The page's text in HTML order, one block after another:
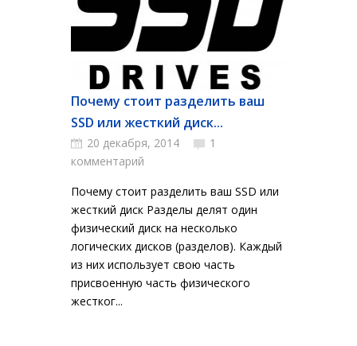
Почему стоит разделить ваш
SSD или жесткий диск...
20 декабря, 2014
1
комментарий
Почему стоит разделить ваш SSD или
жесткий диск Разделы делят один
физический диск на несколько
логических дисков (разделов). Каждый
из них использует свою часть
присвоенную часть физического
жестког...